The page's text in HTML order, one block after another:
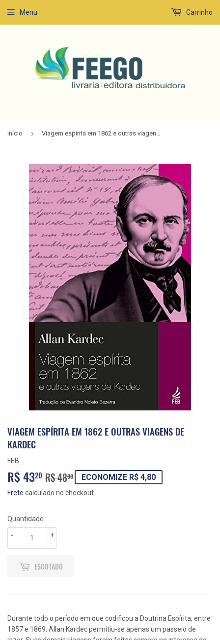
Menu Carrinho
Início ›
VIAGEM ESPÍRITA EM 1862 E OUTRAS VIAGENS DE
KARDEC
FEB
R$ 4320 R$ 4800PREÇO
NORMAL
R$
48,00
PREÇO
PROMOCIONAL
R$
43,20
ECONOMIZE R$ 4,80
Frete calculado no checkout.
Quantidade
+
-
ESGOTADO
Durante todo o período em que codificou a Doutrina Espírita, entre
1857 e 1869, Allan Kardec permitiu-se apenas um passeio de